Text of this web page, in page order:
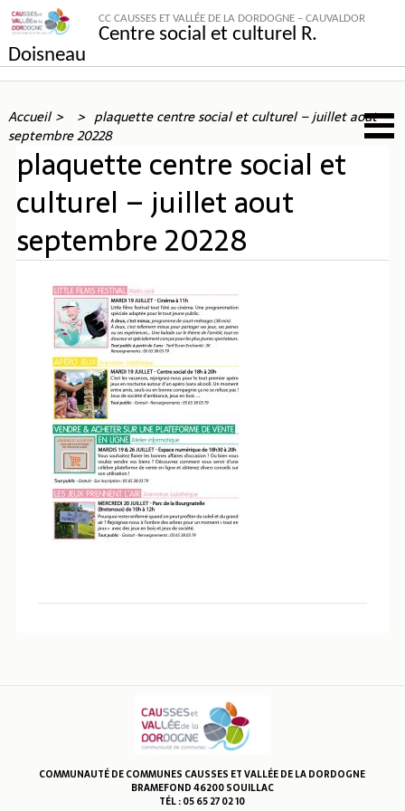
CC CAUSSES ET VALLÉE DE LA DORDOGNE – CAUVALDOR
Centre social et culturel R.
Doisneau
Accueil
plaquette centre social et culturel – juillet aout
septembre 20228
plaquette centre social et
culturel – juillet aout
septembre 20228
COMMUNAUTÉ DE COMMUNES CAUSSES ET VALLÉE DE LA DORDOGNE
BRAMEFOND 46200 SOUILLAC
TÉL : 05 65 27 02 10